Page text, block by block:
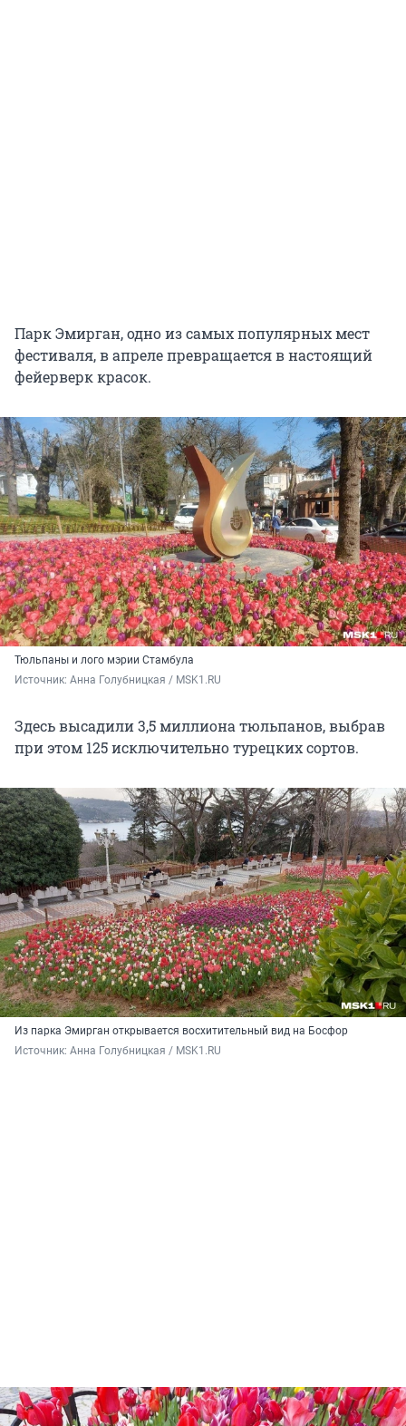
Парк Эмирган, одно из самых популярных мест
фестиваля, в апреле превращается в настоящий
фейерверк красок.
Тюльпаны и лого мэрии Стамбула
Источник: Анна Голубницкая / MSK1.RU
Здесь высадили 3,5 миллиона тюльпанов, выбрав
при этом 125 исключительно турецких сортов.
Из парка Эмирган открывается восхитительный вид на Босфор
Источник: Анна Голубницкая / MSK1.RU